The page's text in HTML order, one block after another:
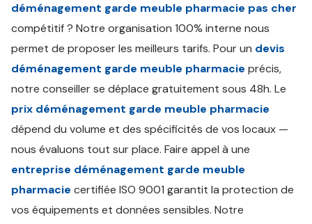
déménagement garde meuble pharmacie pas cher
compétitif ? Notre organisation 100% interne nous
permet de proposer les meilleurs tarifs. Pour un devis
déménagement garde meuble pharmacie précis,
notre conseiller se déplace gratuitement sous 48h. Le
prix déménagement garde meuble pharmacie
dépend du volume et des spécificités de vos locaux —
nous évaluons tout sur place. Faire appel à une
entreprise déménagement garde meuble
pharmacie certifiée ISO 9001 garantit la protection de
vos équipements et données sensibles. Notre